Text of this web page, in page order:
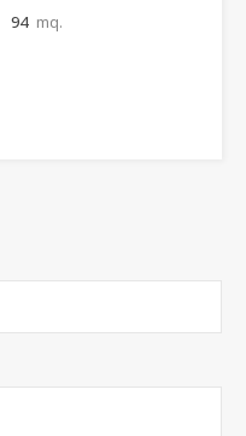
94 mq.